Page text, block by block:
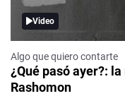
Video
Algo que quiero contarte
¿Qué pasó ayer?:
Rashomon